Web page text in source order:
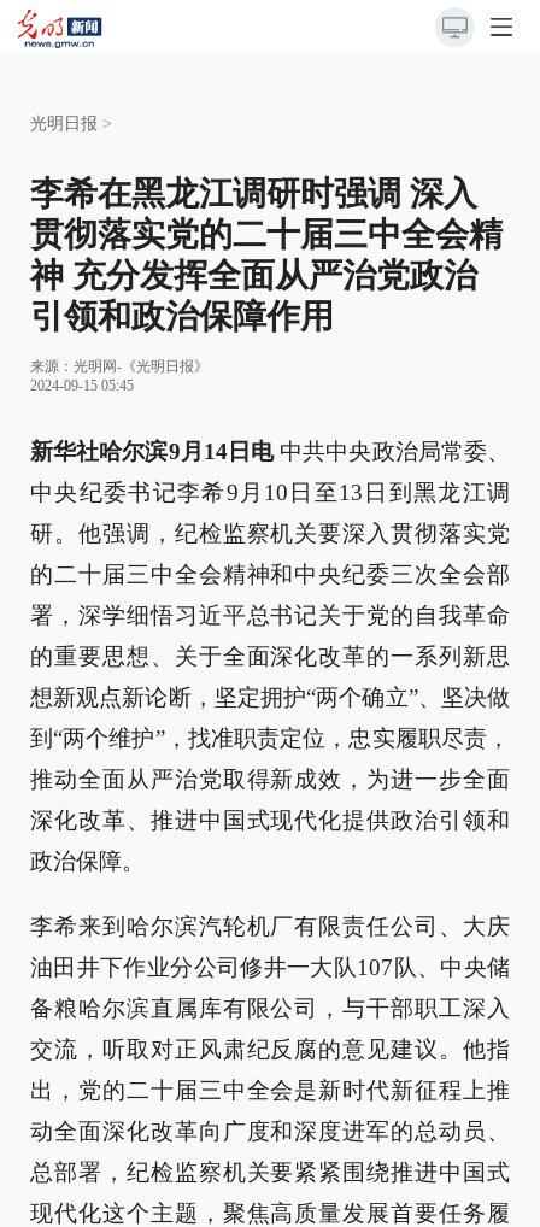
光明日报 >
李希在黑龙江调研时强调 深入
贯彻落实党的二十届三中全会精
神 充分发挥全面从严治党政治
引领和政治保障作用
来源： 光明网-《光明日报》
2024-09-15 05:45
新华社哈尔滨9月14日电中共中央政治局常委、
中央纪委书记李希9月10日至13日到黑龙江调
研。他强调，纪检监察机关要深入贯彻落实党
的二十届三中全会精神和中央纪委三次全会部
署，深学细悟习近平总书记关于党的自我革命
的重要思想、关于全面深化改革的一系列新思
想新观点新论断，坚定拥护“两个确立”、坚决做
到“两个维护”，找准职责定位，忠实履职尽责，
推动全面从严治党取得新成效，为进一步全面
深化改革、推进中国式现代化提供政治引领和
政治保障。
李希来到哈尔滨汽轮机厂有限责任公司、大庆
油田井下作业分公司修井一大队107队、中央储
备粮哈尔滨直属库有限公司，与干部职工深入
交流，听取对正风肃纪反腐的意见建议。他指
出，党的二十届三中全会是新时代新征程上推
动全面深化改革向广度和深度进军的总动员、
总部署，纪检监察机关要紧紧围绕推进中国式
现代化这个主题，聚焦高质量发展首要任务履